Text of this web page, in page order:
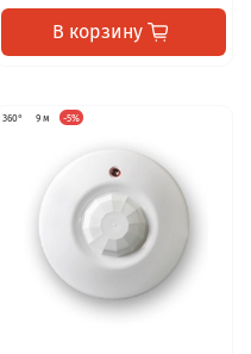
В корзину
360° 9 м -5%